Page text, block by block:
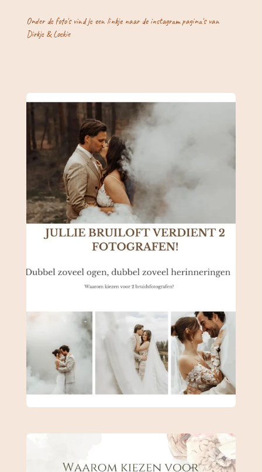
Onder de foto's vind je een linkje naar de instagram pagina's van
Dirkje & Loekie